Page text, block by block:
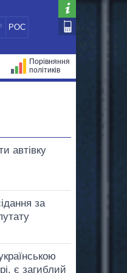
РОС
Порівняння
політиків
автівку
за
є загиблий